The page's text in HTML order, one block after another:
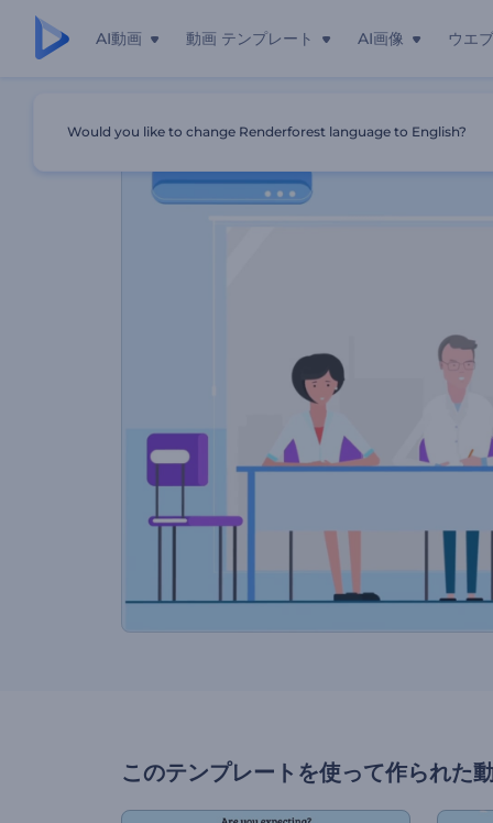
AI動画 動画 テンプレート AI画像 ウエ
このテンプレートを使って作られた
Would you like to change Renderforest language to English?